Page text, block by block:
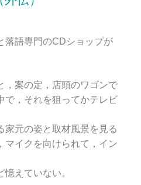
語専門のCDショップが
案の定，店頭のワゴンで
で，それを狙ってかテレビ
元の姿と取材風景を見る
マイクを向けられて，イン
えていない。